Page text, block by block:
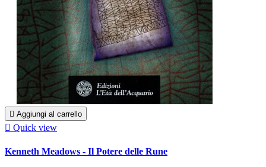
 Aggiungi al carrello
 Quick view
Kenneth Meadows - Il Potere delle Rune